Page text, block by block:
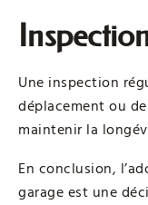
Une inspection
déplacement ou
maintenir la
En conclusion,
garage est une